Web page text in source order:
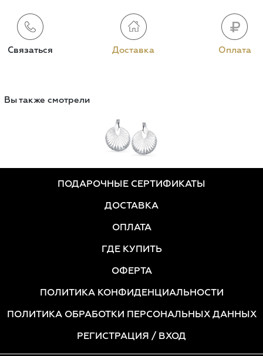
Связаться Доставка Оплата
Вы также смотрели
ПОДАРОЧНЫЕ СЕРТИФИКАТЫ
ДОСТАВКА
ОПЛАТА
ГДЕ КУПИТЬ
ОФЕРТА
ПОЛИТИКА КОНФИДЕНЦИАЛЬНОСТИ
ПОЛИТИКА ОБРАБОТКИ ПЕРСОНАЛЬНЫХ ДАННЫХ
РЕГИСТРАЦИЯ / ВХОД